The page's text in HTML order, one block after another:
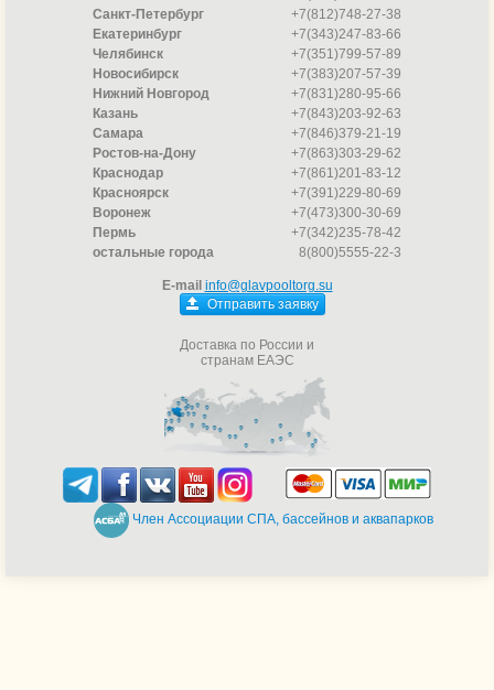
Санкт-Петербург
+7(812)748-27-38
Екатеринбург
+7(343)247-83-66
Челябинск
+7(351)799-57-89
Новосибирск
+7(383)207-57-39
Нижний Новгород
+7(831)280-95-66
Казань
+7(843)203-92-63
Самара
+7(846)379-21-19
Ростов-на-Дону
+7(863)303-29-62
Краснодар
+7(861)201-83-12
Красноярск
+7(391)229-80-69
Воронеж
+7(473)300-30-69
Пермь
+7(342)235-78-42
остальные города
8(800)5555-22-3
E-mail info@glavpooltorg.su
Отправить заявку
Доставка по России и
странам ЕАЭС
Член Ассоциации СПА, бассейнов и аквапарков